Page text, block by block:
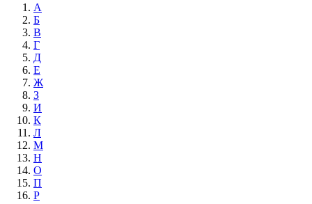
А
Б
В
Г
Д
Е
Ж
З
И
К
Л
М
Н
О
П
Р